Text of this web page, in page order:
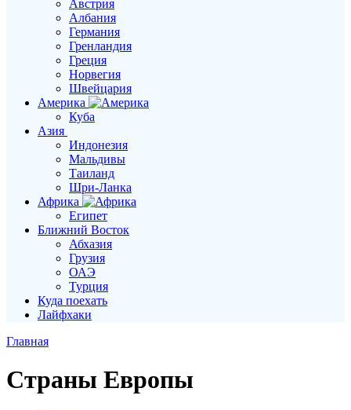
Австрия
Албания
Германия
Гренландия
Греция
Норвегия
Швейцария
Америка
Куба
Азия
Индонезия
Мальдивы
Таиланд
Шри-Ланка
Африка
Египет
Ближний Восток
Абхазия
Грузия
ОАЭ
Турция
Куда поехать
Лайфхаки
Главная
Страны Европы